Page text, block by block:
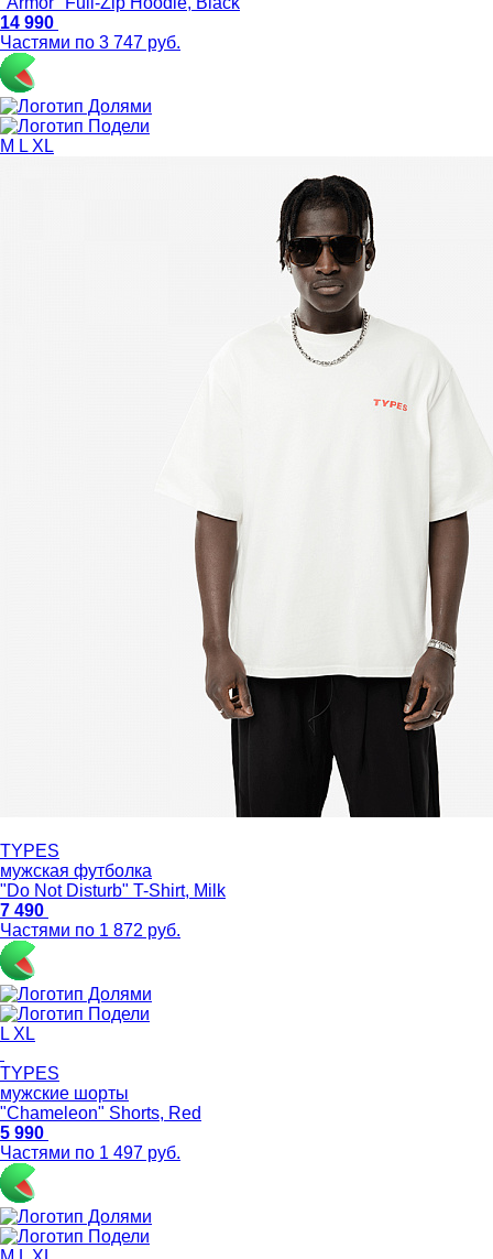
14 990
Частями по 3 747 руб.
M L XL
TYPES
мужская футболка
"Do Not Disturb" T-Shirt, Milk
7 490
Частями по 1 872 руб.
L XL
TYPES
мужские шорты
"Chameleon" Shorts, Red
5 990
Частями по 1 497 руб.